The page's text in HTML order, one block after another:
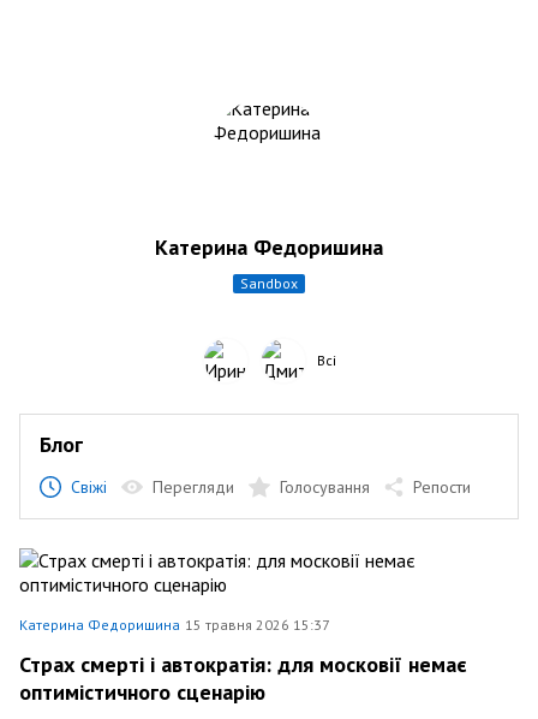
Катерина Федоришина
sandbox
Всі
Блог
Свіжі Перегляди Голосування Репости
Катерина Федоришина 15 травня 2026 15:37
Страх смерті і автократія: для московії немає
оптимістичного сценарію